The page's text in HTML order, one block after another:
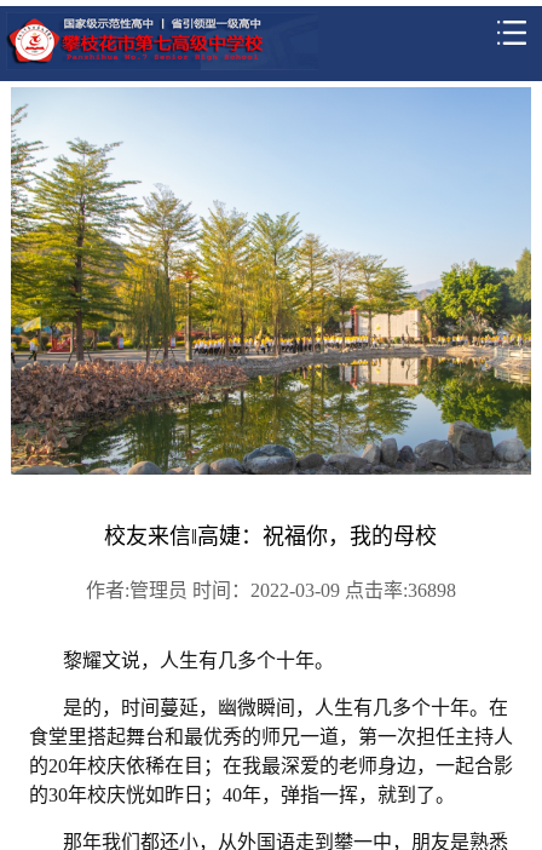
校友来信‖高婕：祝福你，我的母校
作者:管理员 时间：2022-03-09 点击率:36898
黎耀文说，人生有几多个十年。
是的，时间蔓延，幽微瞬间，人生有几多个十年。在
食堂里搭起舞台和最优秀的师兄一道，第一次担任主持人
的20年校庆依稀在目；在我最深爱的老师身边，一起合影
的30年校庆恍如昨日；40年，弹指一挥，就到了。
那年我们都还小，从外国语走到攀一中，朋友是熟悉